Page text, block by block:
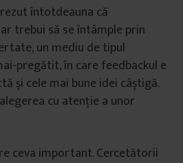
întotdeauna că
trebui să se întâmple prin
un mediu de tipul
pregătit, în care feedbackul e
și cele mai bune idei câștigă.
cu atenție a unor
ceva important. Cercetătorii